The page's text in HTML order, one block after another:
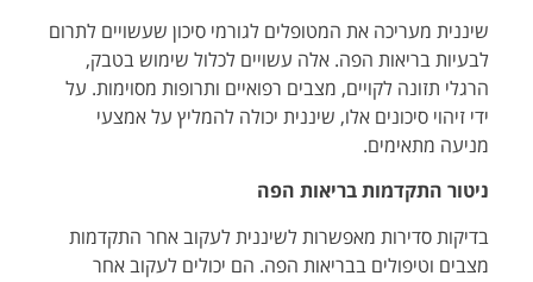
שיננית מעריכה את המטופלים לגורמי סיכון שעשויים לתרום
לבעיות בריאות הפה. אלה עשויים לכלול שימוש בטבק,
הרגלי תזונה לקויים, מצבים רפואיים ותרופות מסוימות. על
ידי זיהוי סיכונים אלו, שיננית יכולה להמליץ על אמצעי
מניעה מתאימים.
ניטור התקדמות בריאות הפה
בדיקות סדירות מאפשרות לשיננית לעקוב אחר התקדמות
מצבים וטיפולים בבריאות הפה. הם יכולים לעקוב אחר